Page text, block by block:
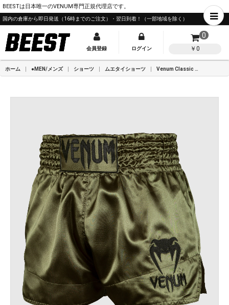
BEESTは日本唯一のVENUM専門正規代理店です。
国内の倉庫から即日発送（16時までのご注文）・翌日到着！（一部地域を除く）
会員登録 ログイン
0
￥0
ホーム ●MEN/メンズ ショーツ ムエタイショーツ